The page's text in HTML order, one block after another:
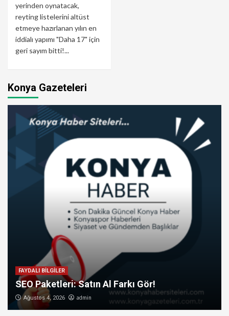
yerinden oynatacak,
reyting listelerini altüst
etmeye hazırlanan yılın en
iddialı yapımı "Daha 17" için
geri sayım bitti!...
Konya Gazeteleri
FAYDALI BİLGİLER
SEO Paketleri: Satın Al Farkı Gör!
Ağustos 4, 2026 admin